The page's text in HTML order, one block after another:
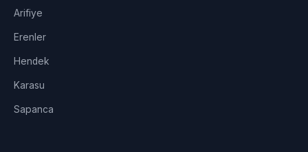
Arifiye
Erenler
Hendek
Karasu
Sapanca